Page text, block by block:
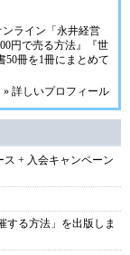
ライン「永井経営
円で売る方法』『世
冊を1冊にまとめて
» 詳しいプロフィール
+ 入会キャンペーン
する方法」を出版しま